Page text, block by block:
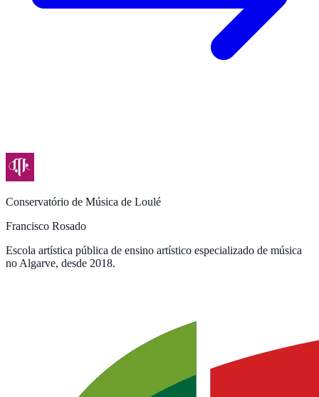
Conservatório de Música de Loulé
Francisco Rosado
Escola artística pública de ensino artístico especializado de música
no Algarve, desde 2018.